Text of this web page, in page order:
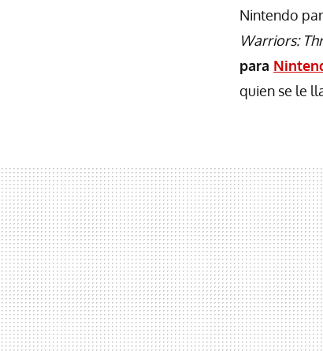
Nintendo
Warriors:
para
quien se le